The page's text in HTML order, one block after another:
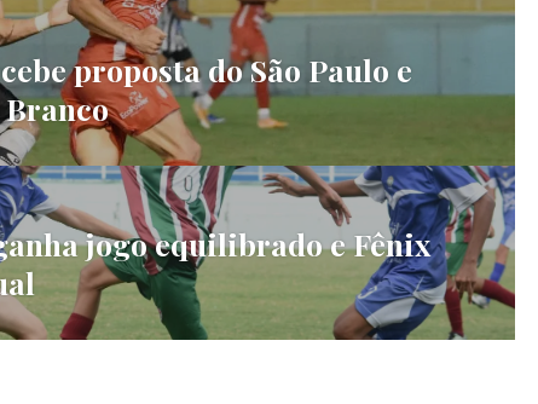
proposta do São Paulo e
Branco
jogo equilibrado e Fênix